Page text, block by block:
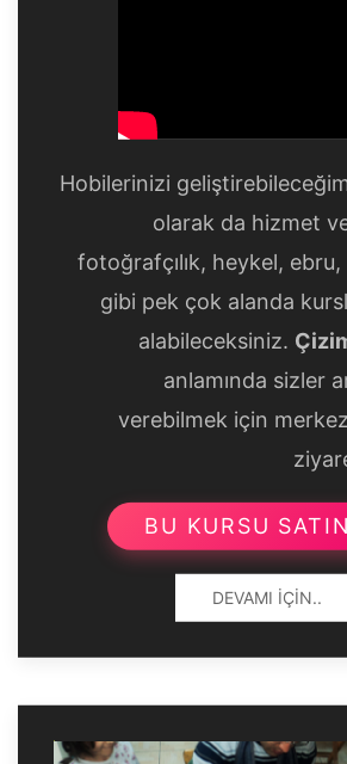
Hobilerinizi
olarak da hizmet
fotoğrafçılık, heykel, ebru,
gibi pek çok alanda
alabileceksiniz.
anlamında sizler
verebilmek için
BU KURSU
DEVAMI İÇIN..